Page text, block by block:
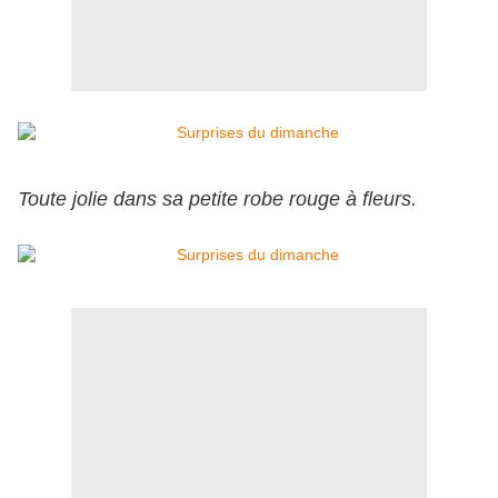
Toute jolie dans sa petite robe rouge à fleurs.